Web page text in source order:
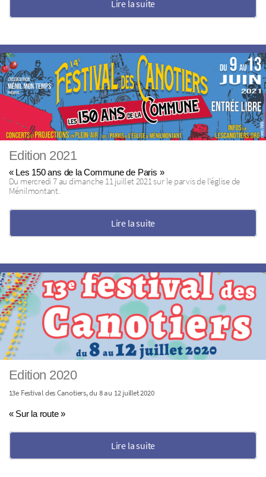
Lire la suite
Edition 2021
« Les 150 ans de la Commune de Paris »
Du mercredi 7 au dimanche 11 juillet 2021 sur le parvis de l’église de
Ménilmontant.
Lire la suite
Edition 2020
13e Festival des Canotiers, du 8 au 12 juillet 2020
« Sur la route »
Lire la suite